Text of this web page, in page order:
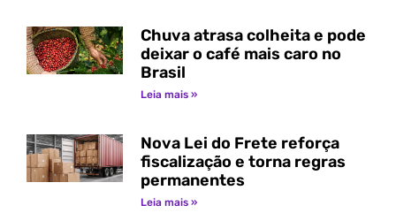
Chuva atrasa colheita e pode
deixar o café mais caro no
Brasil
Leia mais »
Nova Lei do Frete reforça
fiscalização e torna regras
permanentes
Leia mais »